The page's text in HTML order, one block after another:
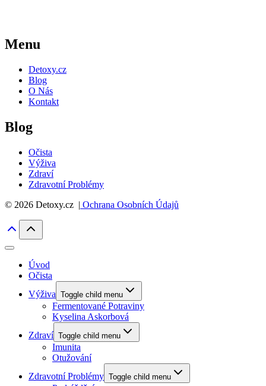
Menu
Detoxy.cz
Blog
O Nás
Kontakt
Blog
Očista
Výživa
Zdraví
Zdravotní Problémy
© 2026 Detoxy.cz | Ochrana Osobních Údajů
Úvod
Očista
Výživa Toggle child menu
Fermentované Potraviny
Kyselina Askorbová
Zdraví Toggle child menu
Imunita
Otužování
Zdravotní Problémy Toggle child menu